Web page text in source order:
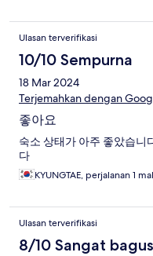
Ulasan terverifikasi
10/10 Sempurna
18 Mar 2024
Terjemahkan dengan
좋아요
숙소 상태가 아주 좋았습니
다
KYUNGTAE, perjalanan 1
Ulasan terverifikasi
8/10 Sangat bagus